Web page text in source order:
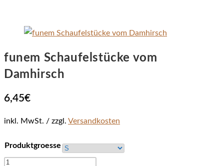
funem Schaufelstücke vom
Damhirsch
6,45€
inkl. MwSt. zzgl. Versandkosten
Produktgroesse
funem